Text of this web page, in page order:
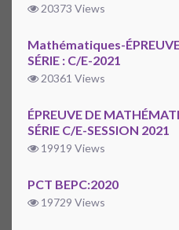
20373 Views
Mathématiques-
SÉRIE : C/E-2021
20361 Views
ÉPREUVE DE
SÉRIE C/E-SESSION 2021
19919 Views
PCT BEPC:2020
19729 Views